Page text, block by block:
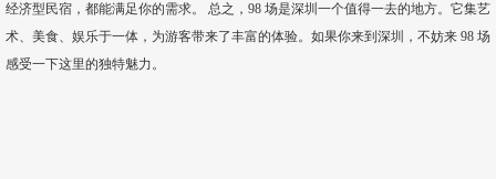
经济型民宿，都能满足你的需求。 总之，98 场是深圳一个值得一去的地方。它集艺
术、美食、娱乐于一体，为游客带来了丰富的体验。如果你来到深圳，不妨来 98 场
感受一下这里的独特魅力。